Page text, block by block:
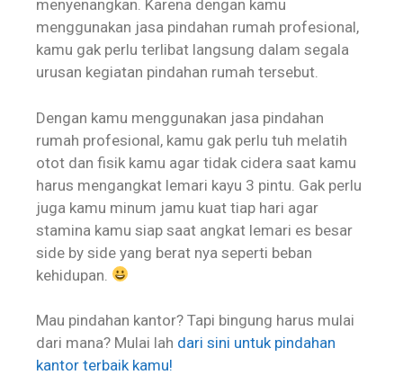
menyenangkan. Karena dengan kamu
menggunakan jasa pindahan rumah profesional,
kamu gak perlu terlibat langsung dalam segala
urusan kegiatan pindahan rumah tersebut.
Dengan kamu menggunakan jasa pindahan
rumah profesional, kamu gak perlu tuh melatih
otot dan fisik kamu agar tidak cidera saat kamu
harus mengangkat lemari kayu 3 pintu. Gak perlu
juga kamu minum jamu kuat tiap hari agar
stamina kamu siap saat angkat lemari es besar
side by side yang berat nya seperti beban
kehidupan.
Mau pindahan kantor? Tapi bingung harus mulai
dari mana? Mulai lah dari sini untuk pindahan
kantor terbaik kamu!